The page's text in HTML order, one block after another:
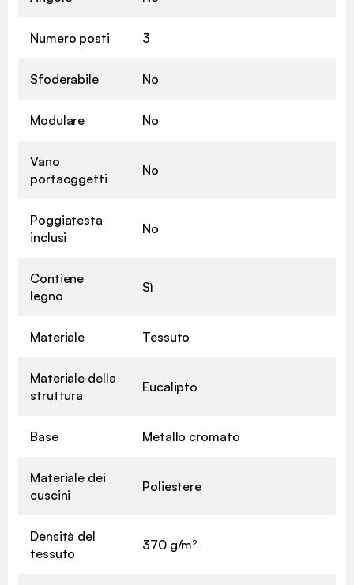
Numero posti 3
Sfoderabile No
Modulare No
Vano
portaoggetti
No
Poggiatesta
inclusi
No
Contiene
legno
Sì
Materiale Tessuto
Materiale della
struttura
Eucalipto
Base Metallo cromato
Materiale dei
cuscini
Poliestere
Densità del
tessuto
370 g/m²